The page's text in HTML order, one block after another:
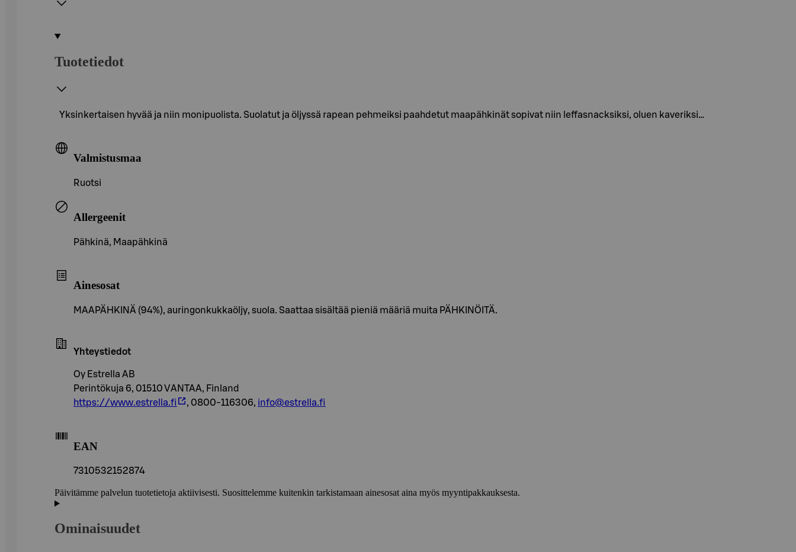
Tuotetiedot
Yksinkertaisen hyvää ja niin monipuolista. Suolatut ja öljyssä rapean pehmeiksi paahdetut maapähkinät sopivat niin leffasnacksiksi, oluen kaveriksi…
Valmistusmaa
Ruotsi
Allergeenit
Pähkinä, Maapähkinä
Ainesosat
MAAPÄHKINÄ (94%), auringonkukkaöljy, suola. Saattaa sisältää pieniä määriä muita PÄHKINÖITÄ.
Yhteystiedot
Oy Estrella AB
Perintökuja 6, 01510 VANTAA, Finland
https://www.estrella.fi
, 0800-116306, info@estrella.fi
EAN
7310532152874
Päivitämme palvelun tuotetietoja aktiivisesti. Suosittelemme kuitenkin tarkistamaan ainesosat aina myös myyntipakkauksesta.
Ominaisuudet